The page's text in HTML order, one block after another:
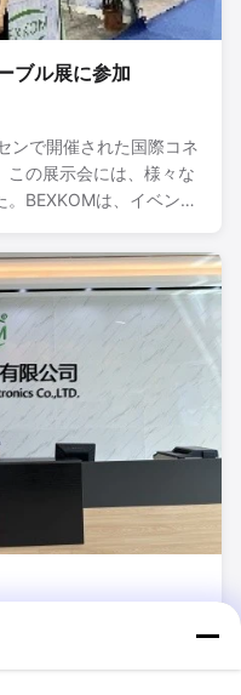
ブル展に参加
ンで開催された国際コネ
この展示会には、様々な
BEXKOMは、イベント
た。イタリアのクライア
ズされた製品に関するも
同意を得て、特別にカ
ました。...
明書